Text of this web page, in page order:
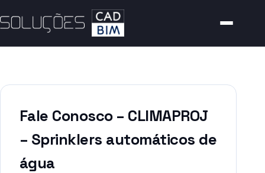
Fale Conosco – CLIMAPROJ
– Sprinklers automáticos de
água